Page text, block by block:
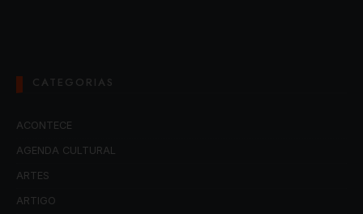
CATEGORIAS
ACONTECE
AGENDA CULTURAL
ARTES
ARTIGO